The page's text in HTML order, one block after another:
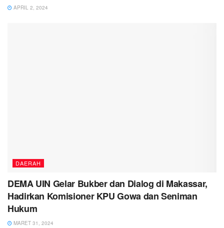
APRIL 2, 2024
DAERAH
DEMA UIN Gelar Bukber dan Dialog di Makassar,
Hadirkan Komisioner KPU Gowa dan Seniman
Hukum
MARET 31, 2024